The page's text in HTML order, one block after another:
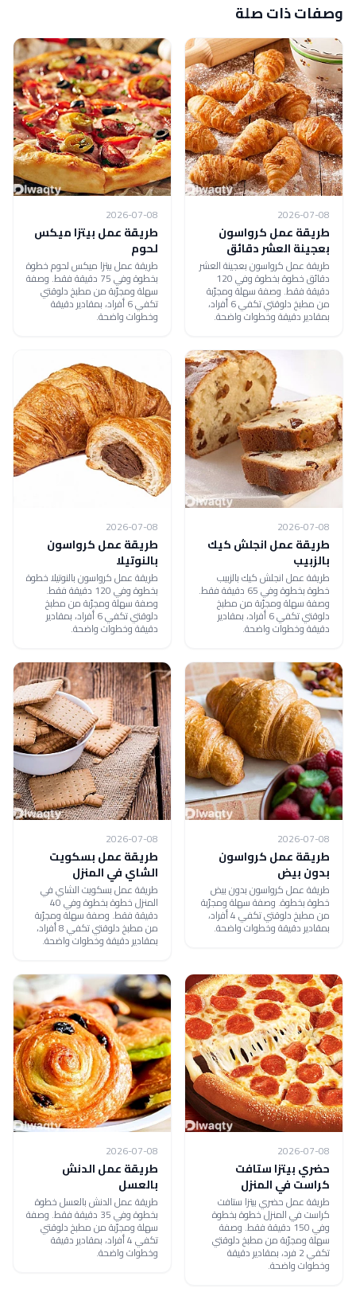
وصفات ذات صلة
2026-07-08
طريقة عمل كرواسون
بعجينة العشر دقائق
طريقة عمل كرواسون بعجينة العشر
دقائق خطوة بخطوة وفي 120
دقيقة فقط. وصفة سهلة ومجرّبة
من مطبخ دلوقتي تكفي 6 أفراد،
بمقادير دقيقة وخطوات واضحة.
2026-07-08
طريقة عمل بيتزا ميكس
لحوم
طريقة عمل بيتزا ميكس لحوم خطوة
بخطوة وفي 75 دقيقة فقط. وصفة
سهلة ومجرّبة من مطبخ دلوقتي
تكفي 6 أفراد، بمقادير دقيقة
وخطوات واضحة.
2026-07-08
طريقة عمل انجلش كيك
بالزبيب
طريقة عمل انجلش كيك بالزبيب
خطوة بخطوة وفي 65 دقيقة فقط.
وصفة سهلة ومجرّبة من مطبخ
دلوقتي تكفي 6 أفراد، بمقادير
دقيقة وخطوات واضحة.
2026-07-08
طريقة عمل كرواسون
بالنوتيلا
طريقة عمل كرواسون بالنوتيلا خطوة
بخطوة وفي 120 دقيقة فقط.
وصفة سهلة ومجرّبة من مطبخ
دلوقتي تكفي 6 أفراد، بمقادير
دقيقة وخطوات واضحة.
2026-07-08
طريقة عمل كرواسون
بدون بيض
طريقة عمل كرواسون بدون بيض
خطوة بخطوة. وصفة سهلة ومجرّبة
من مطبخ دلوقتي تكفي 4 أفراد،
بمقادير دقيقة وخطوات واضحة.
2026-07-08
طريقة عمل بسكويت
الشاي في المنزل
طريقة عمل بسكويت الشاي في
المنزل خطوة بخطوة وفي 40
دقيقة فقط. وصفة سهلة ومجرّبة
من مطبخ دلوقتي تكفي 8 أفراد،
بمقادير دقيقة وخطوات واضحة.
2026-07-08
حضري بيتزا ستافت
كراست في المنزل
طريقة عمل حضري بيتزا ستافت
كراست في المنزل خطوة بخطوة
وفي 150 دقيقة فقط. وصفة
سهلة ومجرّبة من مطبخ دلوقتي
تكفي 2 فرد، بمقادير دقيقة
وخطوات واضحة.
2026-07-08
طريقة عمل الدنش
بالعسل
طريقة عمل الدنش بالعسل خطوة
بخطوة وفي 35 دقيقة فقط. وصفة
سهلة ومجرّبة من مطبخ دلوقتي
تكفي 4 أفراد، بمقادير دقيقة
وخطوات واضحة.